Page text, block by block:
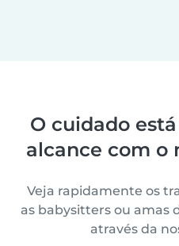
O cuidado
alcance com o
Veja rapidamente os
as babysitters ou amas
através da